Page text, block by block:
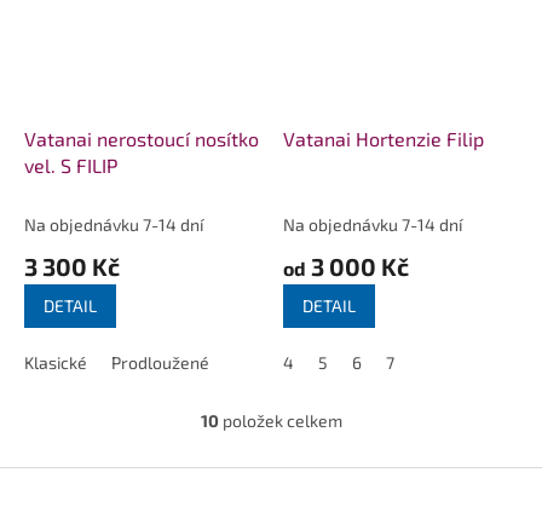
Vatanai nerostoucí nosítko
vel. S FILIP
Na objednávku 7-14 dní
3 300 Kč
DETAIL
Klasické Prodloužené
Vatanai Hortenzie Filip
Na objednávku 7-14 dní
od 3 000 Kč
DETAIL
4 5 6 7
O
l
10 položek celkem